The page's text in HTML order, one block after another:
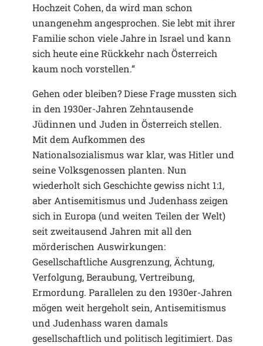
Hochzeit Cohen, da wird man schon
unangenehm angesprochen. Sie lebt mit ihrer
Familie schon viele Jahre in Israel und kann
sich heute eine Rückkehr nach Österreich
kaum noch vorstellen.“
Gehen oder bleiben? Diese Frage mussten sich
in den 1930er-Jahren Zehntausende
Jüdinnen und Juden in Österreich stellen.
Mit dem Aufkommen des
Nationalsozialismus war klar, was Hitler und
seine Volksgenossen planten. Nun
wiederholt sich Geschichte gewiss nicht 1:1,
aber Antisemitismus und Judenhass zeigen
sich in Europa (und weiten Teilen der Welt)
seit zweitausend Jahren mit all den
mörderischen Auswirkungen:
Gesellschaftliche Ausgrenzung, Ächtung,
Verfolgung, Beraubung, Vertreibung,
Ermordung. Parallelen zu den 1930er-Jahren
mögen weit hergeholt sein, Antisemitismus
und Judenhass waren damals
gesellschaftlich und politisch legitimiert. Das